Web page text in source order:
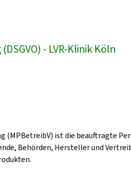
- LVR-Klinik Köln
(MPBetreibV) ist die beauftragte
Behörden, Hersteller und